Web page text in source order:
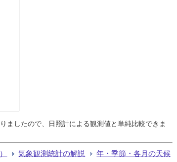
ましたので、日照計による観測値と単純比較できま
気象観測統計の解説 年・季節・各月の天候